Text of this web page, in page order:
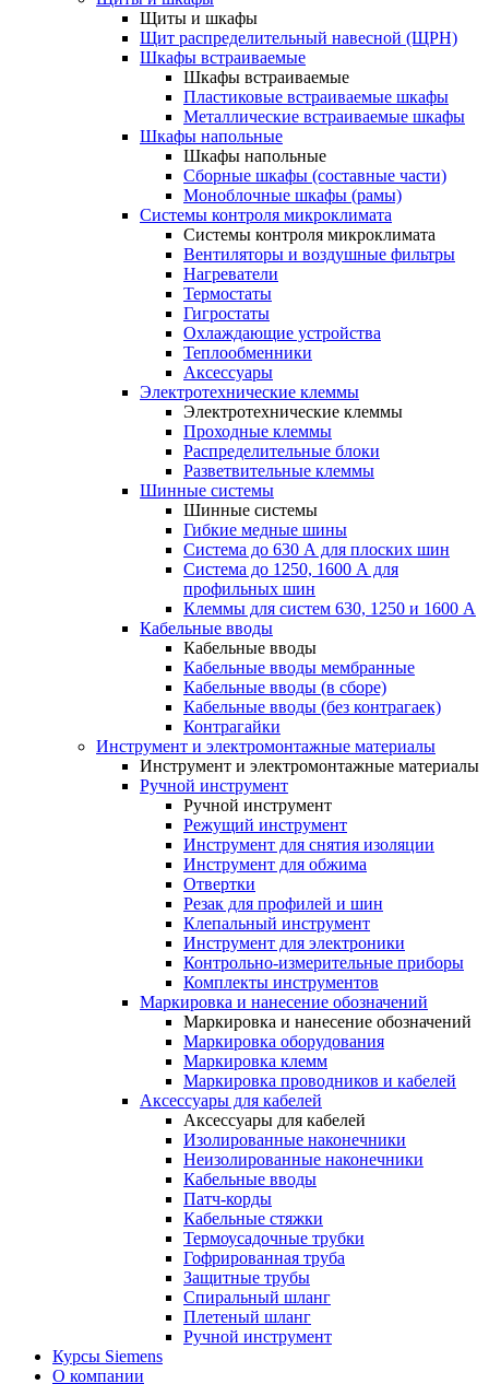
Щиты и шкафы
Щит распределительный навесной (ЩРН)
Шкафы встраиваемые
Шкафы встраиваемые
Пластиковые встраиваемые шкафы
Металлические встраиваемые шкафы
Шкафы напольные
Шкафы напольные
Сборные шкафы (составные части)
Моноблочные шкафы (рамы)
Системы контроля микроклимата
Системы контроля микроклимата
Вентиляторы и воздушные фильтры
Нагреватели
Термостаты
Гигростаты
Охлаждающие устройства
Теплообменники
Аксессуары
Электротехнические клеммы
Электротехнические клеммы
Проходные клеммы
Распределительные блоки
Разветвительные клеммы
Шинные системы
Шинные системы
Гибкие медные шины
Система до 630 А для плоских шин
Система до 1250, 1600 А для
профильных шин
Клеммы для систем 630, 1250 и 1600 А
Кабельные вводы
Кабельные вводы
Кабельные вводы мембранные
Кабельные вводы (в сборе)
Кабельные вводы (без контрагаек)
Контрагайки
Инструмент и электромонтажные материалы
Инструмент и электромонтажные материалы
Ручной инструмент
Ручной инструмент
Режущий инструмент
Инструмент для снятия изоляции
Инструмент для обжима
Отвертки
Резак для профилей и шин
Клепальный инструмент
Инструмент для электроники
Контрольно-измерительные приборы
Комплекты инструментов
Маркировка и нанесение обозначений
Маркировка и нанесение обозначений
Маркировка оборудования
Маркировка клемм
Маркировка проводников и кабелей
Аксессуары для кабелей
Аксессуары для кабелей
Изолированные наконечники
Неизолированные наконечники
Кабельные вводы
Патч-корды
Кабельные стяжки
Термоусадочные трубки
Гофрированная труба
Защитные трубы
Спиральный шланг
Плетеный шланг
Ручной инструмент
Курсы Siemens
О компании